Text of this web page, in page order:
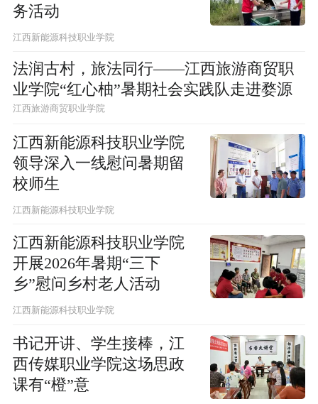
务活动
江西新能源科技职业学院
法润古村，旅法同行——江西旅游商贸职
业学院“红心柚”暑期社会实践队走进婺源
江西旅游商贸职业学院
江西新能源科技职业学院
领导深入一线慰问暑期留
校师生
江西新能源科技职业学院
江西新能源科技职业学院
开展2026年暑期“三下
乡”慰问乡村老人活动
江西新能源科技职业学院
书记开讲、学生接棒，江
西传媒职业学院这场思政
课有“橙”意